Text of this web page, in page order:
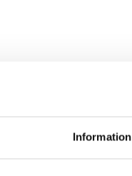
Information